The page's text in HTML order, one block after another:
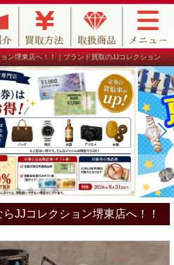
ン堺東店へ！！｜ブランド買取のJJコレクション
らJJコレクション堺東店へ！！